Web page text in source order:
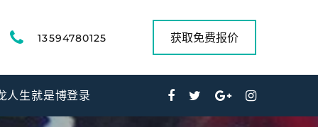
13594780125 获取免费报价
人生就是博登录